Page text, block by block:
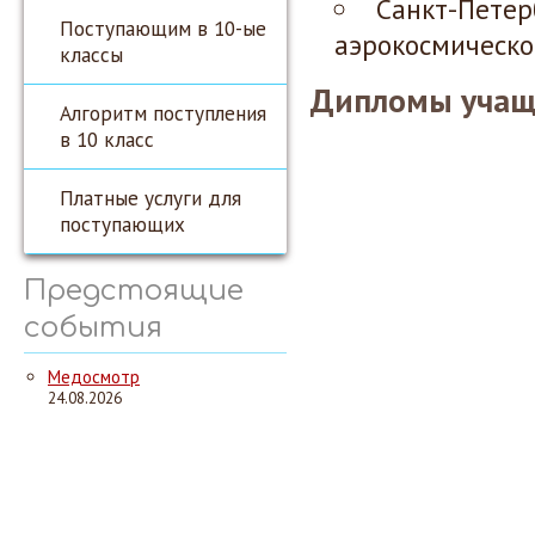
Поступающим в 10-ые
классы
Алгоритм поступления
в 10 класс
Платные услуги для
поступающих
Предстоящие
события
Медосмотр
24.08.2026
Санкт-
Дипломы